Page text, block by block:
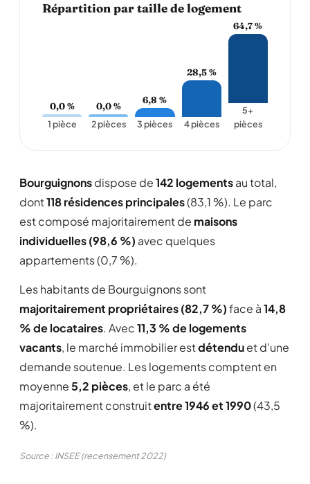
Répartition par taille de logement
0,0 %
1 pièce
0,0 %
2 pièces
6,8 %
3 pièces
28,5 %
4 pièces
64,7 %
5+
pièces
Bourguignonsdispose de142 logementsau total,
dont118 résidences principales(83,1 %). Le parc
est composé majoritairement de maisons
individuelles (98,6 %) avec quelques
appartements (0,7 %).
Les habitants de Bourguignons sont
majoritairement propriétaires (82,7 %)face à14,8
% de locataires. Avec11,3 % de logements
vacants, le marché immobilier estdétenduet d'une
demande soutenue. Les logements comptent en
moyenne5,2 pièces, et le parc a été
majoritairement construitentre 1946 et 1990(43,5
%).
Source : INSEE (recensement 2022)